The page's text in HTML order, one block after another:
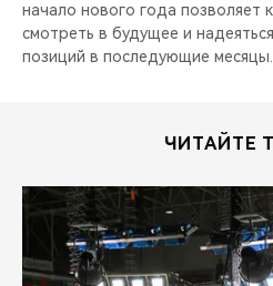
начало нового года позволяет
смотреть в будущее и
позиций в последующие месяцы.
ЧИТАЙТЕ